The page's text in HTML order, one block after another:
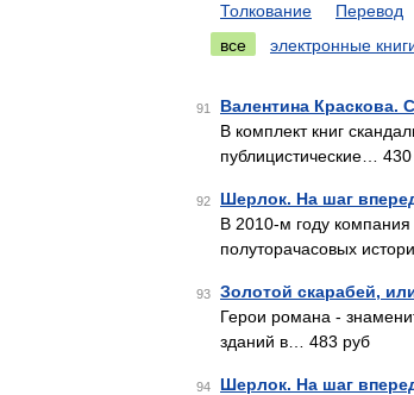
Толкование Перевод
все
электронные
91 Валентина Краскова.
В комплект книг
публицистические…
92 Шерлок. На шаг
В 2010-м году
полуторачасовых
93 Золотой скарабей,
Герои романа -
зданий в… 483 руб
94 Шерлок. На шаг